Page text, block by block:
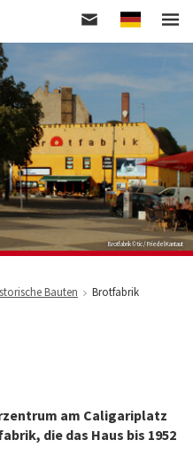
German
Brotfabrik © tic / Friedel Kantaut
Bauten Brotfabrik
am Caligariplatz
die das Haus bis 1952